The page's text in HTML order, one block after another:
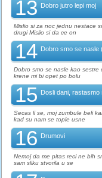
13 Dobro jutro lepi moj
Mislio si za noc jednu nestace
drugi Mislio si da ce on
14 Dobro smo se nasle
Dobro smo se nasle kao sestre
krene mi bi opet po bolu
15 Dosli dani, rastasmo
Secas li se, moj zumbule beli
kad su nam se tople usne
16 Drumovi
Nemoj da me pitas reci ne bih
sam sliku stvorila u se